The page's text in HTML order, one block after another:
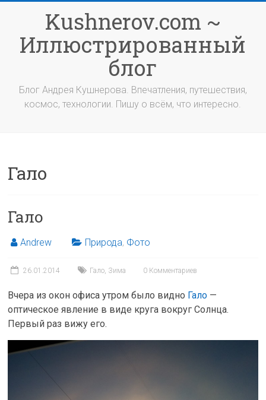
содержимомуKushnerov.com ~
Иллюстрированный
блог
Блог Андрея Кушнерова. Впечатления, путешествия,
космос, технологии. Пишу о всём, что интересно.
Гало
Гало
Andrew Природа, Фото
26.01.2014 Гало, Зима 0 Комментариев
Вчера из окон офиса утром было видно Гало —
оптическое явление в виде круга вокруг Солнца.
Первый раз вижу его.